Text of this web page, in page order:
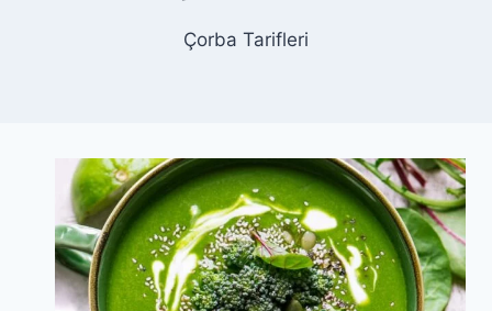
Çorba Tarifleri